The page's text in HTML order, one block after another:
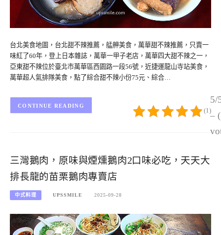
台北美食地圖，台北甜不辣推薦，艋舺美食，萬華甜不辣推薦，只賣一
味紅了60年，登上日本雜誌，萬華一甲子老店，萬華四大甜不辣之一，
亞東甜不辣位於臺北市萬華區西園路一段56號，近捷運龍山寺站美食，
萬華超人氣排隊美食，點了綜合甜不辣小份75元、綜合…
5/
–
(1)
CONTINUE READING
三灣鵝肉，原味與煙燻鵝肉2口味必吃，天天大
排長龍的苗栗鵝肉專賣店
中式料理 UPSSMILE 2025-09-28